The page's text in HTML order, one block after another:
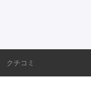
クチコミ